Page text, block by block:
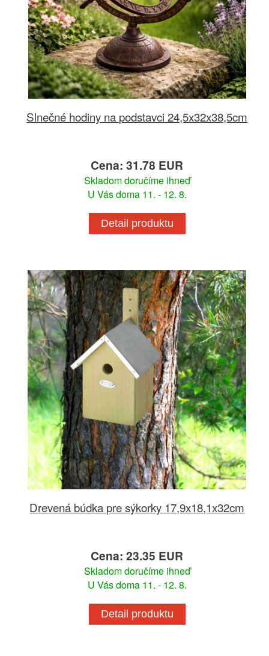
Slnečné hodiny na podstavci 24,5x32x38,5cm
Cena: 31.78 EUR
Skladom doručíme ihneď
U Vás doma 11. - 12. 8.
Detail produktu
Drevená búdka pre sýkorky 17,9x18,1x32cm
Cena: 23.35 EUR
Skladom doručíme ihneď
U Vás doma 11. - 12. 8.
Detail produktu